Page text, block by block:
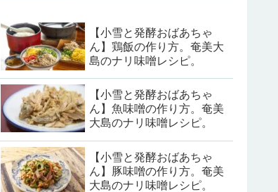
【小雪と発酵おばあちゃ
ん】鶏飯の作り方。奄美大
島のナリ味噌レシピ。
【小雪と発酵おばあちゃ
ん】魚味噌の作り方。奄美
大島のナリ味噌レシピ。
【小雪と発酵おばあちゃ
ん】豚味噌の作り方。奄美
大島のナリ味噌レシピ。